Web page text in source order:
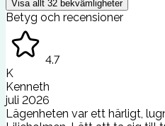
Visa allt 32 bekvämligheter
Betyg och recensioner
4.7
K
Kenneth
juli 2026
Lägenheten var ett härligt,